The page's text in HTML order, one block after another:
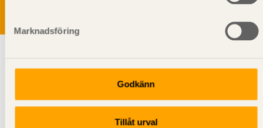
Marknadsföring
Godkänn
Tillåt urval